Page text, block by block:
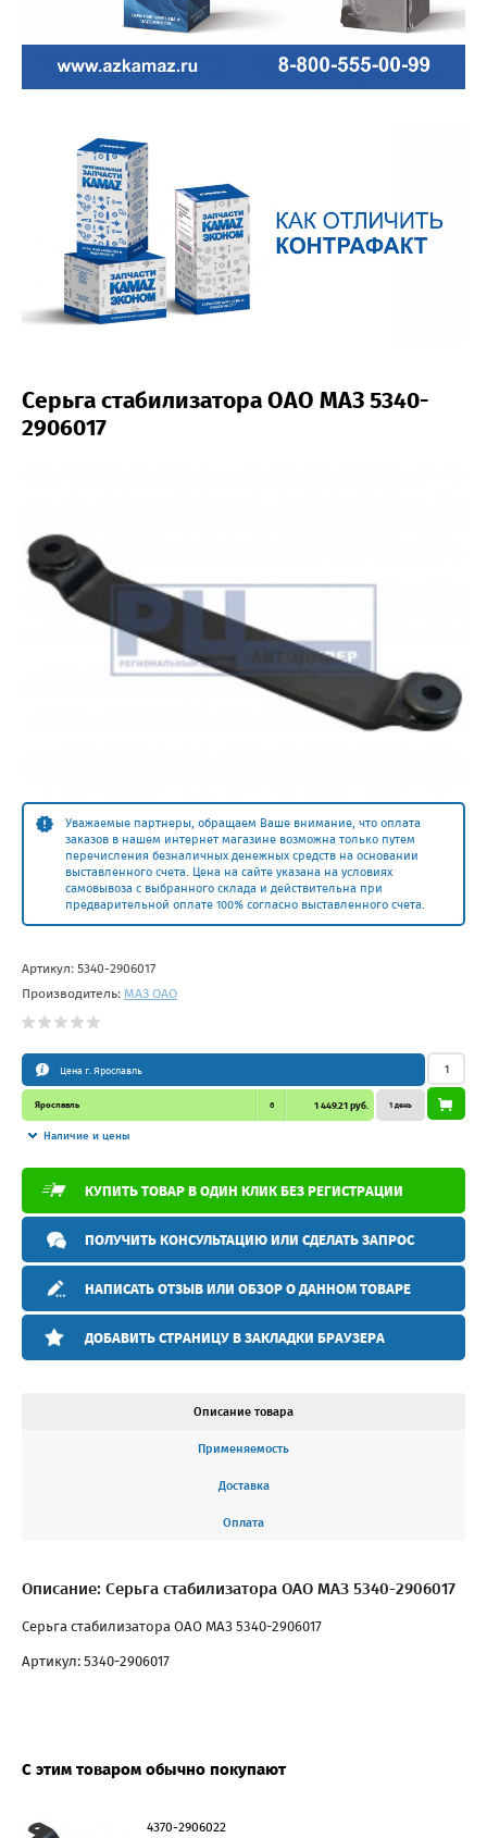
Серьга стабилизатора ОАО МАЗ 5340-
2906017
Уважаемые партнеры, обращаем Ваше внимание, что оплата
заказов в нашем интернет магазине возможна только путем
перечисления безналичных денежных средств на основании
выставленного счета. Цена на сайте указана на условиях
самовывоза с выбранного склада и действительна при
предварительной оплате 100% согласно выставленного счета.
Артикул: 5340-2906017
Производитель: МАЗ ОАО
Цена г. Ярославль
Ярославль 6 1 449.21 руб.
Наличие и цены
1 день
КУПИТЬ ТОВАР В ОДИН КЛИК БЕЗ РЕГИСТРАЦИИ
ПОЛУЧИТЬ КОНСУЛЬТАЦИЮ ИЛИ СДЕЛАТЬ ЗАПРОС
НАПИСАТЬ ОТЗЫВ ИЛИ ОБЗОР О ДАННОМ ТОВАРЕ
ДОБАВИТЬ СТРАНИЦУ В ЗАКЛАДКИ БРАУЗЕРА
Описание товара
Применяемость
Доставка
Оплата
Описание: Серьга стабилизатора ОАО МАЗ 5340-2906017
Серьга стабилизатора ОАО МАЗ 5340-2906017
Артикул: 5340-2906017
С этим товаром обычно покупают
4370-2906022